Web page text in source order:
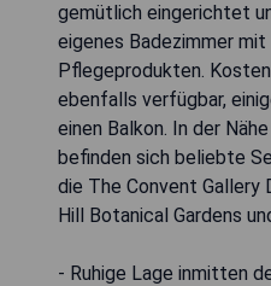
gemütlich eingerichtet
eigenes Badezimmer
Pflegeprodukten.
ebenfalls verfügbar,
einen Balkon. In der
befinden sich beliebte
die The Convent Gallery
Hill Botanical Gardens
- Ruhige Lage inmitten